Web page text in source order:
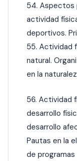
54. Aspectos
actividad
deportivos.
55. Actividad
natural.
en la
56. Actividad
desarrollo
desarrollo
Pautas en la
de